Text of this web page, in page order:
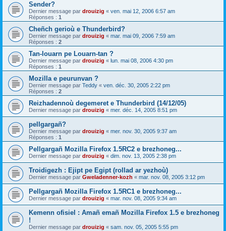
Sender?
Dernier message par drouizig « ven. mai 12, 2006 6:57 am
Réponses : 1
Cheñch gerioù e Thunderbird?
Dernier message par drouizig « mar. mai 09, 2006 7:59 am
Réponses : 2
Tan-louarn pe Louarn-tan ?
Dernier message par drouizig « lun. mai 08, 2006 4:30 pm
Réponses : 1
Mozilla e peurunvan ?
Dernier message par Teddy « ven. déc. 30, 2005 2:22 pm
Réponses : 2
Reizhadennoù degemeret e Thunderbird (14/12/05)
Dernier message par drouizig « mer. déc. 14, 2005 8:51 pm
pellgargañ?
Dernier message par drouizig « mer. nov. 30, 2005 9:37 am
Réponses : 1
Pellgargañ Mozilla Firefox 1.5RC2 e brezhoneg...
Dernier message par drouizig « dim. nov. 13, 2005 2:38 pm
Troidigezh : Ejipt pe Egipt (rollad ar yezhoù)
Dernier message par Gweladenner-kozh « mar. nov. 08, 2005 3:12 pm
Pellgargañ Mozilla Firefox 1.5RC1 e brezhoneg...
Dernier message par drouizig « mar. nov. 08, 2005 9:34 am
Kemenn ofisiel : Amañ emañ Mozilla Firefox 1.5 e brezhoneg
!
Dernier message par drouizig « sam. nov. 05, 2005 5:55 pm